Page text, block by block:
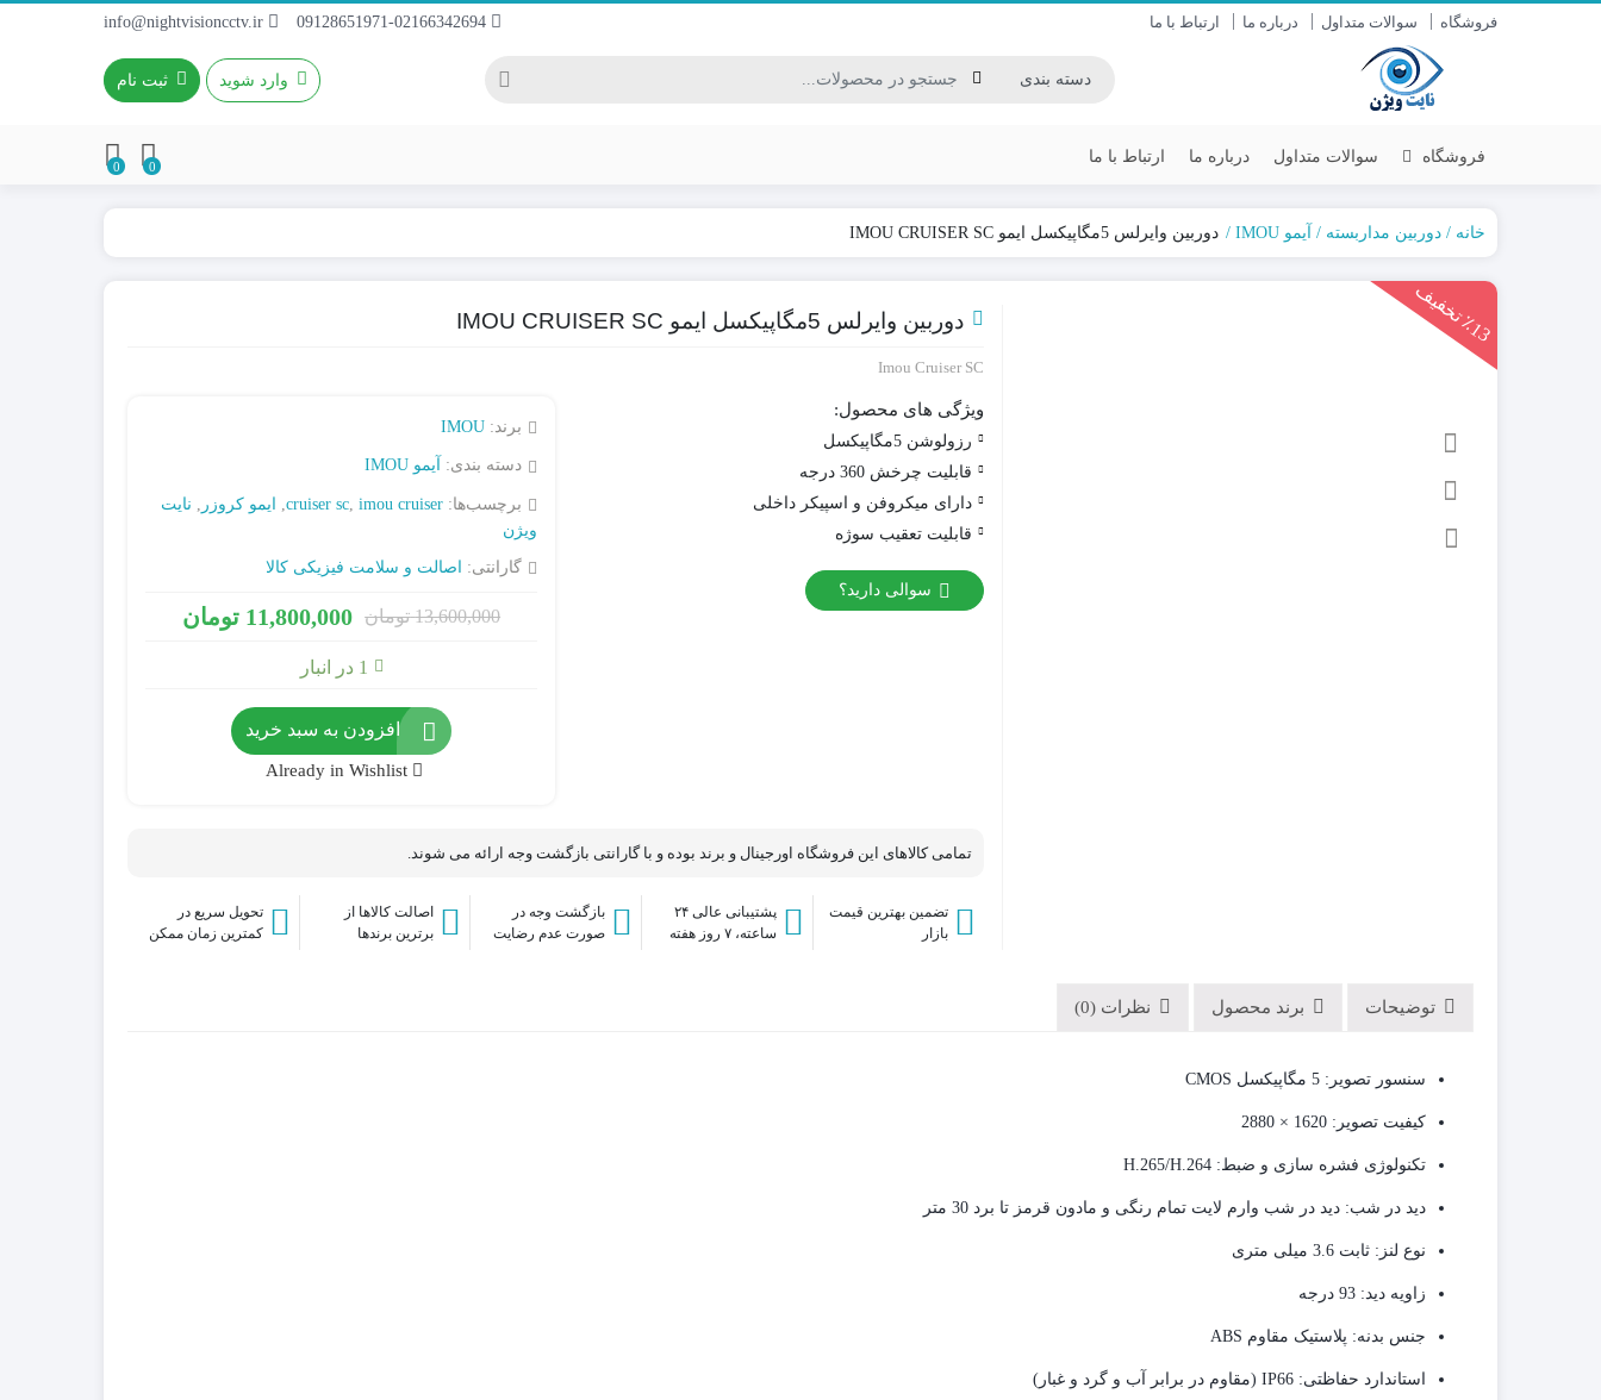
فروشگاه سوالات متداول درباره ما ارتباط با ما
وارد شوید ثبت نام
فروشگاه
داهوا DAHUA
یونی ویو UNV
هایک ویژن HIKVISION
دوربین های AHD-IP
کابل برق / سیم نایلونی
کارت حافظه Micro SD
فیش و مبدل
جانبی
مودم سیمکارتی
سوالات متداول درباره ما ارتباط با ما
0
0
خانه دوربین مداربسته آیمو IMOU دوربین وایرلس 5مگاپیکسل ایمو IMOU CRUISER SC
٪
1
3
ت
خ
ف
ی
ف دوربین وایرلس 5مگاپیکسل ایمو IMOU CRUISER SC
Imou Cruiser SC
ویژگی های محصول:
رزولوشن 5مگاپیکسل
قابلیت چرخش 360 درجه
دارای میکروفن و اسپیکر داخلی
قابلیت تعقیب سوژه
سوالی دارید؟
برند: IMOU
دسته بندی: آیمو IMOU
برچسب‌ها: cruiser sc ,imou cruiser
, ایمو کروزر
نایت
ویژن
گارانتی: اصالت و سلامت فیزیکی کالا
13,600,000 تومان 11,800,000 تومان
1 در انبار
افزودن به سبد خرید
Already in Wishlist
تمامی کالاهای این فروشگاه اورجینال و برند بوده و با گارانتی بازگشت وجه ارائه می شوند.
تضمین بهترین قیمت
بازار
پشتیبانی عالی ۲۴
ساعته، ۷ روز هفته
بازگشت وجه در
صورت عدم رضایت
اصالت کالاها از
برترین برندها
تحویل سریع در
کمترین زمان ممکن
توضیحات برند محصول نظرات (0)
سنسور تصویر: 5 مگاپیکسل CMOS
کیفیت تصویر:
تکنولوژی فشره سازی و ضبط:
دید در شب: دید در شب وارم لایت تمام رنگی و مادون قرمز تا برد 30 متر
نوع لنز: ثابت 3.6 میلی متری
زاویه دید:
جنس بدنه: پلاستیک مقاوم ABS
استاندارد حفاظتی: IP66 (مقاوم در برابر آب و گرد و غبار )